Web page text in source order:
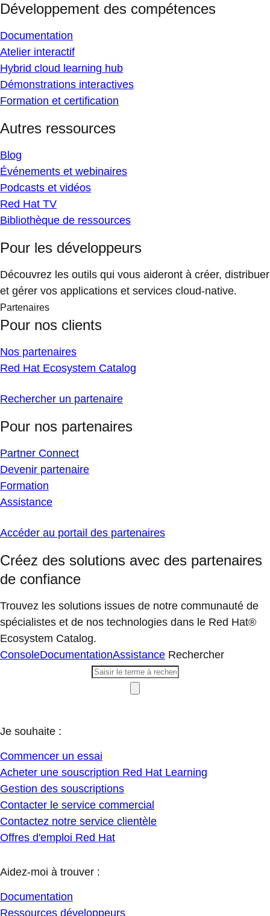
Développement des compétences
Documentation
Atelier interactif
Hybrid cloud learning hub
Démonstrations interactives
Formation et certification
Autres ressources
Blog
Événements et webinaires
Podcasts et vidéos
Red Hat TV
Bibliothèque de ressources
Pour les développeurs
Découvrez les outils qui vous aideront à créer, distribuer
et gérer vos applications et services cloud-native.
Partenaires
Pour nos clients
Nos partenaires
Red Hat Ecosystem Catalog
Rechercher un partenaire
Pour nos partenaires
Partner Connect
Devenir partenaire
Formation
Assistance
Accéder au portail des partenaires
Créez des solutions avec des partenaires
de confiance
Trouvez les solutions issues de notre communauté de
spécialistes et de nos technologies dans le Red Hat®
Ecosystem Catalog.
ConsoleDocumentationAssistance Rechercher
Je souhaite :
Commencer un essai
Acheter une souscription Red Hat Learning
Gestion des souscriptions
Contacter le service commercial
Contactez notre service clientèle
Offres d'emploi Red Hat
Aidez-moi à trouver :
Documentation
Ressources développeurs